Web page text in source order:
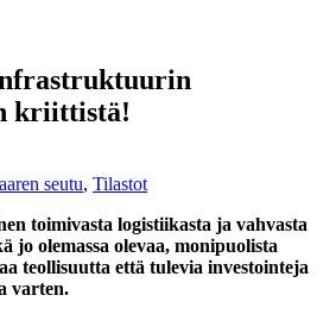
kriittistä!
seutu, Tilastot
toimivasta logistiikasta ja vahvasta
jo olemassa olevaa, monipuolista
teollisuutta että tulevia investointeja
varten.